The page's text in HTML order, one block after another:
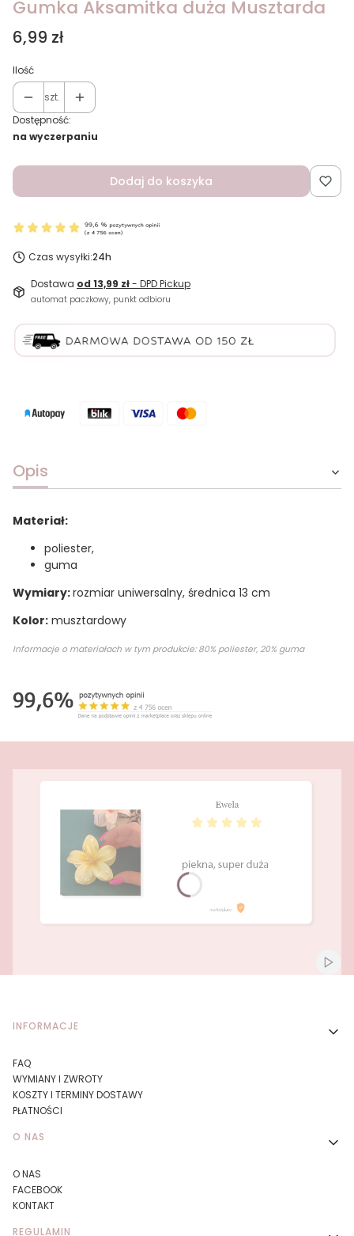
Gumka Aksamitka duża Musztarda
Cena
6,99 zł
Ilość
szt.
Dostępność:
na wyczerpaniu
Dodaj do koszyka
Czas wysyłki:24h
Dostawa od 13,99 zł- DPD Pickup
automat paczkowy, punkt odbioru
Opis
Materiał:
poliester,
guma
Wymiary:rozmiar uniwersalny, średnica 13 cm
Kolor: musztardowy
Informacje o materiałach w tym produkcie: 80% poliester, 20% guma
Linki w stopce
INFORMACJE
FAQ
WYMIANY I ZWROTY
KOSZTY I TERMINY DOSTAWY
PŁATNOŚCI
O NAS
O NAS
FACEBOOK
KONTAKT
REGULAMIN